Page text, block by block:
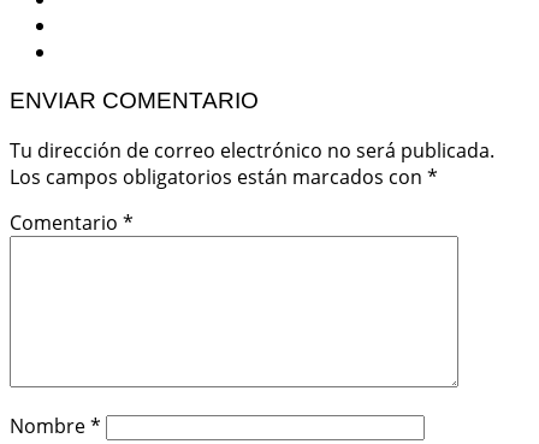
ENVIAR COMENTARIO
Tu dirección de correo electrónico no será publicada.
Los campos obligatorios están marcados con *
Comentario *
Nombre*